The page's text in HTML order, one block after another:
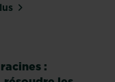
Les maladies des
: